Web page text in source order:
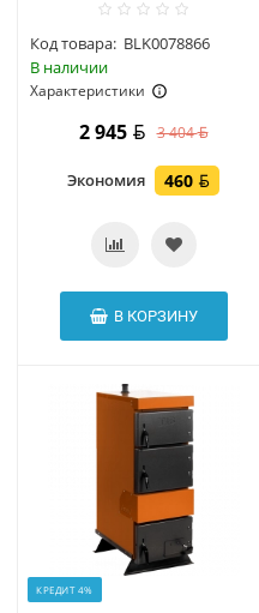
Код товара: BLK0078866
В наличии
Характеристики
2 945 3 404
Экономия 460
В КОРЗИНУ
КРЕДИТ 4%